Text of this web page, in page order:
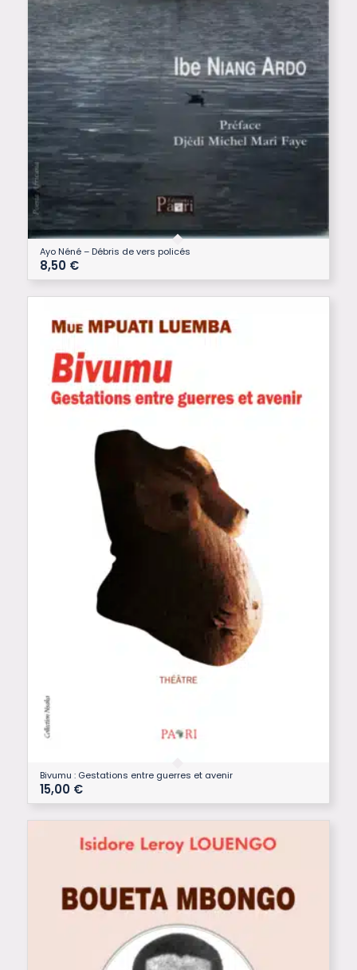
Ayo Néné – Débris de vers policés
8,50 €
Bivumu : Gestations entre guerres et avenir
15,00 €